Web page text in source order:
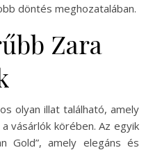
döntés meghozatalában.
Zara
olyan illat található, amely
vásárlók körében. Az egyik
Gold”, amely elegáns és